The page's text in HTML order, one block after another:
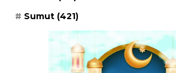
Sumut (421)